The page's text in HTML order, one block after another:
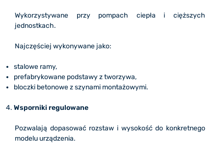
Wykorzystywane przy pompach ciepła i cięższych
jednostkach.
Najczęściej wykonywane jako:
stalowe ramy,
prefabrykowane podstawy z tworzywa,
bloczki betonowe z szynami montażowymi.
Wsporniki regulowane
Pozwalają dopasować rozstaw i wysokość do konkretnego
modelu urządzenia.